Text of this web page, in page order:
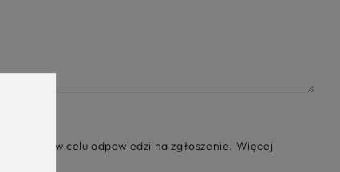
danych w celu odpowiedzi na zgłoszenie. Więcej